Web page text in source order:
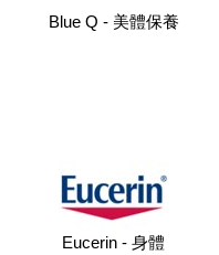
Blue Q - 美體保養
Eucerin - 身體